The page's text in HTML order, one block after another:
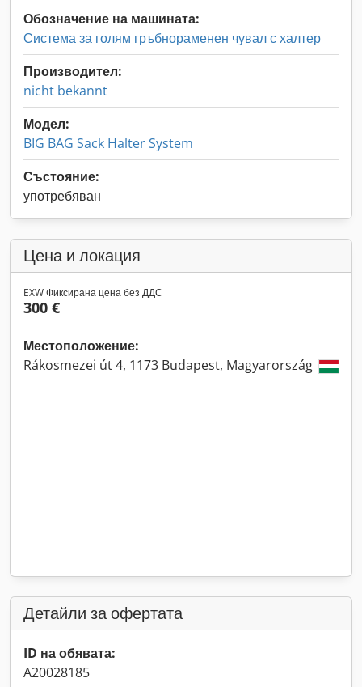
Обозначение на машината:
Система за голям гръбнораменен чувал с халтер
Производител:
nicht bekannt
Модел:
BIG BAG Sack Halter System
Състояние:
употребяван
Цена и локация
EXW Фиксирана цена без ДДС
300 €
Местоположение:
Rákosmezei út 4, 1173 Budapest, Magyarország
Детайли за офертата
ID на обявата:
A20028185